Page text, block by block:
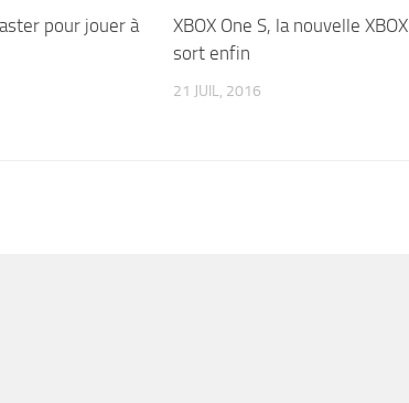
pour jouer à
XBOX One S, la nouvelle XBOX
sort enfin
21 JUIL, 2016